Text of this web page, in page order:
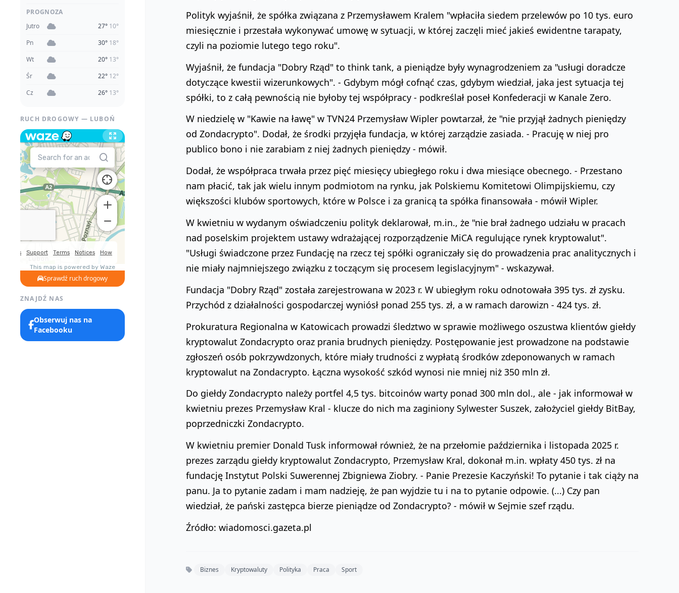
PROGNOZA
Jutro
27° 10°
Pn
30° 18°
Wt
20° 13°
Śr
22° 12°
Cz
26° 13°
RUCH DROGOWY — LUBOŃ
Sprawdź ruch drogowy
ZNAJDŹ NAS
Obserwuj nas na
Facebooku
Polityk wyjaśnił, że spółka związana z Przemysławem Kralem "wpłaciła siedem przelewów po 10 tys. euro
miesięcznie i przestała wykonywać umowę w sytuacji, w której zaczęli mieć jakieś ewidentne tarapaty,
czyli na poziomie lutego tego roku".
Wyjaśnił, że fundacja "Dobry Rząd" to think tank, a pieniądze były wynagrodzeniem za "usługi doradcze
dotyczące kwestii wizerunkowych". - Gdybym mógł cofnąć czas, gdybym wiedział, jaka jest sytuacja tej
spółki, to z całą pewnością nie byłoby tej współpracy - podkreślał poseł Konfederacji w Kanale Zero.
W niedzielę w "Kawie na ławę" w TVN24 Przemysław Wipler powtarzał, że "nie przyjął żadnych pieniędzy
od Zondacrypto". Dodał, że środki przyjęła fundacja, w której zarządzie zasiada. - Pracuję w niej pro
publico bono i nie zarabiam z niej żadnych pieniędzy - mówił.
Dodał, że współpraca trwała przez pięć miesięcy ubiegłego roku i dwa miesiące obecnego. - Przestano
nam płacić, tak jak wielu innym podmiotom na rynku, jak Polskiemu Komitetowi Olimpijskiemu, czy
większości klubów sportowych, które w Polsce i za granicą ta spółka finansowała - mówił Wipler.
W kwietniu w wydanym oświadczeniu polityk deklarował, m.in., że "nie brał żadnego udziału w pracach
nad poselskim projektem ustawy wdrażającej rozporządzenie MiCA regulujące rynek kryptowalut".
"Usługi świadczone przez Fundację na rzecz tej spółki ograniczały się do prowadzenia prac analitycznych i
nie miały najmniejszego związku z toczącym się procesem legislacyjnym" - wskazywał.
Fundacja "Dobry Rząd" została zarejestrowana w 2023 r. W ubiegłym roku odnotowała 395 tys. zł zysku.
Przychód z działalności gospodarczej wyniósł ponad 255 tys. zł, a w ramach darowizn - 424 tys. zł.
Prokuratura Regionalna w Katowicach prowadzi śledztwo w sprawie możliwego oszustwa klientów giełdy
kryptowalut Zondacrypto oraz prania brudnych pieniędzy. Postępowanie jest prowadzone na podstawie
zgłoszeń osób pokrzywdzonych, które miały trudności z wypłatą środków zdeponowanych w ramach
kryptowalut na Zondacrypto. Łączna wysokość szkód wynosi nie mniej niż 350 mln zł.
Do giełdy Zondacrypto należy portfel 4,5 tys. bitcoinów warty ponad 300 mln dol., ale - jak informował w
kwietniu prezes Przemysław Kral - klucze do nich ma zaginiony Sylwester Suszek, założyciel giełdy BitBay,
poprzedniczki Zondacrypto.
W kwietniu premier Donald Tusk informował również, że na przełomie października i listopada 2025 r.
prezes zarządu giełdy kryptowalut Zondacrypto, Przemysław Kral, dokonał m.in. wpłaty 450 tys. zł na
fundację Instytut Polski Suwerennej Zbigniewa Ziobry. - Panie Prezesie Kaczyński! To pytanie i tak ciąży na
panu. Ja to pytanie zadam i mam nadzieję, że pan wyjdzie tu i na to pytanie odpowie. (...) Czy pan
wiedział, że pański zastępca bierze pieniądze od Zondacrypto? - mówił w Sejmie szef rządu.
Źródło: wiadomosci.gazeta.pl
Biznes Kryptowaluty Polityka Praca Sport